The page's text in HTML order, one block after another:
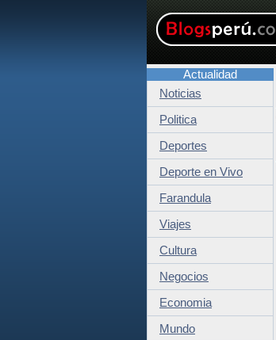
Actualidad
Noticias
Politica
Deportes
Deporte en Vivo
Farandula
Viajes
Cultura
Negocios
Economia
Mundo